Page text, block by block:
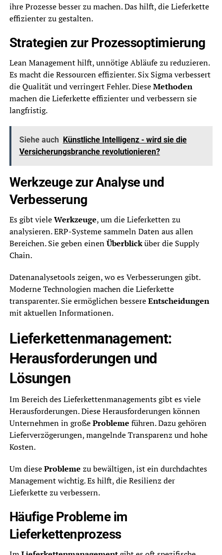
ihre Prozesse besser zu machen. Das hilft, die Lieferkette
effizienter zu gestalten.
Strategien zur Prozessoptimierung
Lean Management hilft, unnötige Abläufe zu reduzieren.
Es macht die Ressourcen effizienter. Six Sigma verbessert
die Qualität und verringert Fehler. DieseMethoden
machen die Lieferkette effizienter und verbessern sie
langfristig.
Siehe auch Künstliche Intelligenz - wird sie die
Versicherungsbranche revolutionieren?
Werkzeuge zur Analyse und
Verbesserung
Es gibt vieleWerkzeuge, um die Lieferketten zu
analysieren. ERP-Systeme sammeln Daten aus allen
Bereichen. Sie geben einenÜberblicküber die Supply
Chain.
Datenanalysetools zeigen, wo es Verbesserungen gibt.
Moderne Technologien machen die Lieferkette
transparenter. Sie ermöglichen bessereEntscheidungen
mit aktuellen Informationen.
Lieferkettenmanagement:
Herausforderungen und
Lösungen
Im Bereich des Lieferkettenmanagements gibt es viele
Herausforderungen. Diese Herausforderungen können
Unternehmen in großeProbleme führen. Dazu gehören
Lieferverzögerungen, mangelnde Transparenz und hohe
Kosten.
Um dieseProbleme zu bewältigen, ist ein durchdachtes
Management wichtig. Es hilft, die Resilienz der
Lieferkette zu verbessern.
Häufige Probleme im
Lieferkettenprozess